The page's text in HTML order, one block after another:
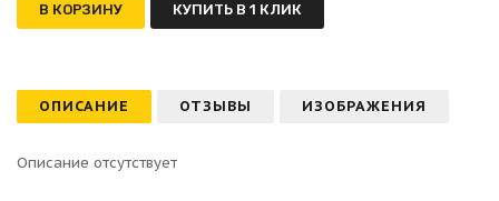
В КОРЗИНУ КУПИТЬ В 1 КЛИК
ОПИСАНИЕ ОТЗЫВЫ ИЗОБРАЖЕНИЯ
Описание отсутствует